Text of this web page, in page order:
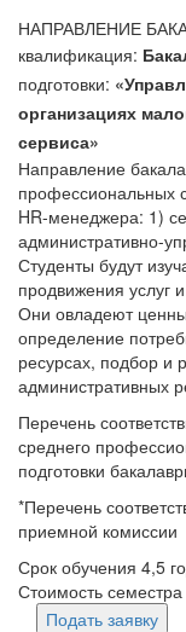
НАПРАВЛЕНИЕ
квалификация:
подготовки:
организациях
сервиса»
Направление
профессиональных
HR-менеджера: 1)
административно-
Студенты будут
продвижения услуг
Они овладеют
определение
ресурсах, подбор и
административных
Перечень
среднего
подготовки
*Перечень
приемной комиссии
Срок обучения 4,5
Стоимость семестра
Подать заявку